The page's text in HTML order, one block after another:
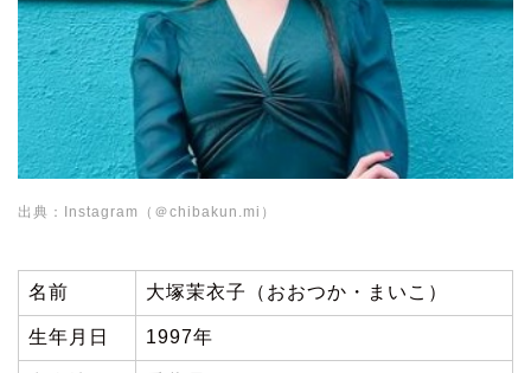
出典：Instagram（＠chibakun.mi）
名前 大塚茉衣子（おおつか・まいこ）
生年月日 1997年